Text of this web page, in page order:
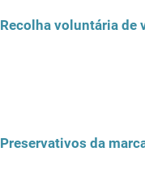
Recolha voluntária de
Preservativos da